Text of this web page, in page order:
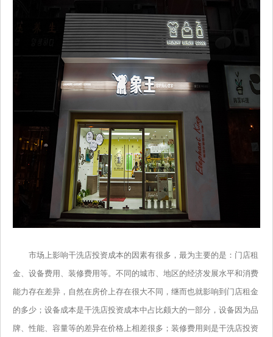
市场上影响干洗店投资成本的因素有很多，最为主要的是：门店租
金、设备费用、装修费用等。不同的城市、地区的经济发展水平和消费
能力存在差异，自然在房价上存在很大不同，继而也就影响到门店租金
的多少；设备成本是干洗店投资成本中占比颇大的一部分，设备因为品
牌、性能、容量等的差异在价格上相差很多；装修费用则是干洗店投资